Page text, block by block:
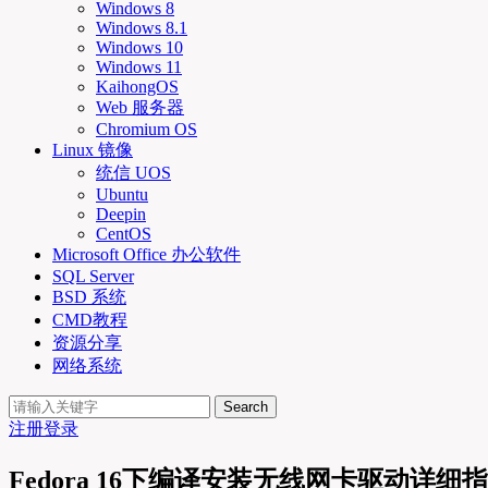
Windows 8
Windows 8.1
Windows 10
Windows 11
KaihongOS
Web 服务器
Chromium OS
Linux 镜像
统信 UOS
Ubuntu
Deepin
CentOS
Microsoft Office 办公软件
SQL Server
BSD 系统
CMD教程
资源分享
网络系统
Search
注册登录
Fedora 16下编译安装无线网卡驱动详细